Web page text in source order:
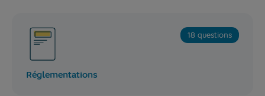
18 questions
Réglementations